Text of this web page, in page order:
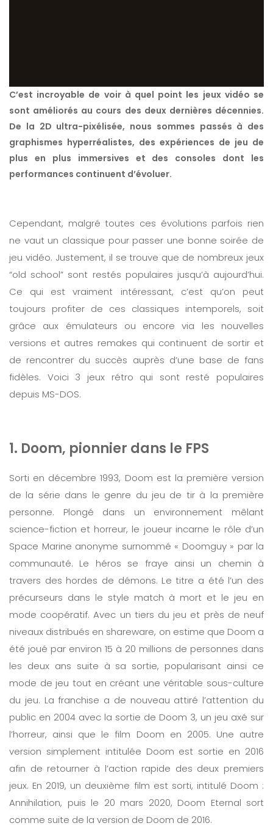
C’est incroyable de voir à quel point les jeux vidéo se
sont améliorés au cours des deux dernières décennies.
De la 2D ultra-pixélisée, nous sommes passés à des
graphismes hyperréalistes, des expériences de jeu de
plus en plus immersives et des consoles dont les
performances continuent d’évoluer.
Cependant, malgré toutes ces évolutions parfois rien
ne vaut un classique pour passer une bonne soirée de
jeu vidéo. Justement, il se trouve que de nombreux jeux
“old school” sont restés populaires jusqu’à aujourd’hui.
Ce qui est vraiment intéressant, c’est qu’on peut
toujours profiter de ces classiques intemporels, soit
grâce aux émulateurs ou encore via les nouvelles
versions et autres remakes qui continuent de sortir et
de rencontrer du succès auprès d’une base de fans
fidèles. Voici 3 jeux rétro qui sont resté populaires
depuis MS-DOS.
1. Doom, pionnier dans le FPS
Sorti en décembre 1993, Doom est la première version
de la série dans le genre du jeu de tir à la première
personne. Plongé dans un environnement mêlant
science-fiction et horreur, le joueur incarne le rôle d’un
Space Marine anonyme surnommé « Doomguy » par la
communauté. Le héros se fraye ainsi un chemin à
travers des hordes de démons. Le titre a été l’un des
précurseurs dans le style match à mort et le jeu en
mode coopératif. Avec un tiers du jeu et près de neuf
niveaux distribués en shareware, on estime que Doom a
été joué par environ 15 à 20 millions de personnes dans
les deux ans suite à sa sortie, popularisant ainsi ce
mode de jeu tout en créant une véritable sous-culture
du jeu. La franchise a de nouveau attiré l’attention du
public en 2004 avec la sortie de Doom 3, un jeu axé sur
l’horreur, ainsi que le film Doom en 2005. Une autre
version simplement intitulée Doom est sortie en 2016
afin de retourner à l’action rapide des deux premiers
jeux. En 2019, un deuxième film est sorti, intitulé Doom :
Annihilation, puis le 20 mars 2020, Doom Eternal sort
comme suite de la version de Doom de 2016.